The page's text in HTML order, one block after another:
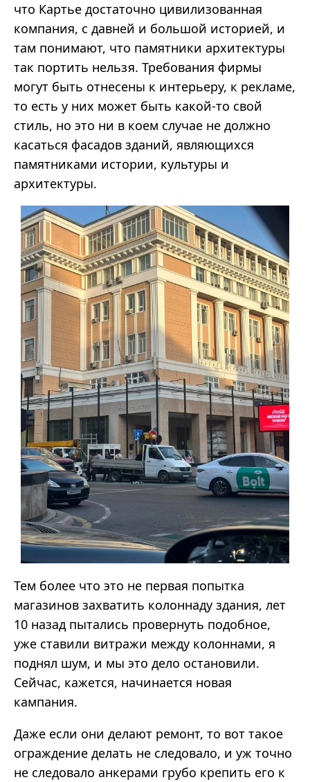
что Картье достаточно цивилизованная
компания, с давней и большой историей, и
там понимают, что памятники архитектуры
так портить нельзя. Требования фирмы
могут быть отнесены к интерьеру, к рекламе,
то есть у них может быть какой-то свой
стиль, но это ни в коем случае не должно
касаться фасадов зданий, являющихся
памятниками истории, культуры и
архитектуры.
Тем более что это не первая попытка
магазинов захватить колоннаду здания, лет
10 назад пытались провернуть подобное,
уже ставили витражи между колоннами, я
поднял шум, и мы это дело остановили.
Сейчас, кажется, начинается новая
кампания.
Даже если они делают ремонт, то вот такое
ограждение делать не следовало, и уж точно
не следовало анкерами грубо крепить его к